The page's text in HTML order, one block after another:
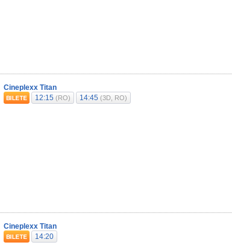
Cineplexx Titan
12:15(RO) 14:45(3D, RO)
Cineplexx Titan
14:20